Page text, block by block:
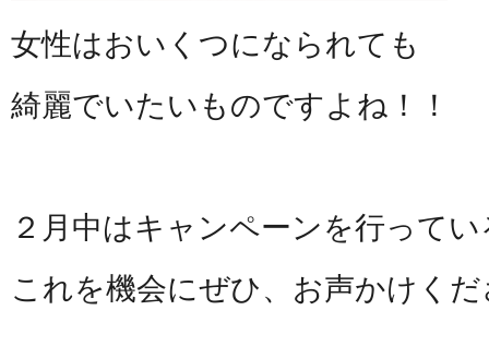
女性はおいくつになられても
綺麗でいたいものですよね！！
２月中はキャンペーンを行って
これを機会にぜひ、お声かけく